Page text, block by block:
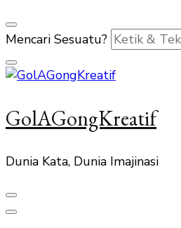
Mencari Sesuatu?
GolAGongKreatif
Dunia Kata, Dunia Imajinasi